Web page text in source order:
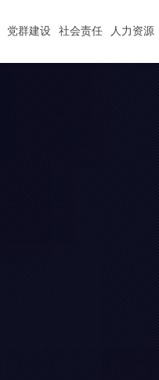
党群建设 社会责任 人力资源